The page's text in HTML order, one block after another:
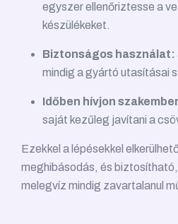
egyszer ellenőriztesse a
készülékeket.
Biztonságos használat:
mindig a gyártó utasításai
Időben hívjon
saját kezűleg javítani a
Ezekkel a lépésekkel
meghibásodás, és
melegvíz mindig zavartalanul